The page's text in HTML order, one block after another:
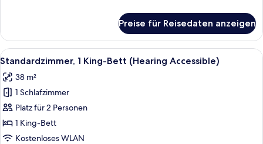
Zimmer,
1 King-
Bett
Schlafsofa
Preise für Reisedaten anzeigen
Alle
Fotos
für
Standardzimmer,
1 King-
Bett
(Hearing
Ein Hotelzimmer mit einem großen
7
Standardzimmer, 1 King-Bett (Hearing Accessible)
38 m²
1 Schlafzimmer
Platz für 2 Personen
1 King-Bett
Kostenloses WLAN